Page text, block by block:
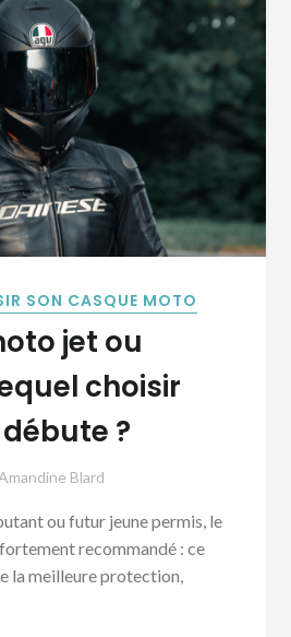
SON CASQUE MOTO
jet ou
choisir
?
Blard
ou futur jeune permis, le
recommandé : ce
la meilleure protection,